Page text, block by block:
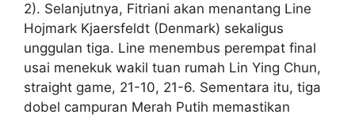
2). Selanjutnya, Fitriani akan menantang Line
Hojmark Kjaersfeldt (Denmark) sekaligus
unggulan tiga. Line menembus perempat final
usai menekuk wakil tuan rumah Lin Ying Chun,
straight game, 21-10, 21-6. Sementara itu, tiga
dobel campuran Merah Putih memastikan